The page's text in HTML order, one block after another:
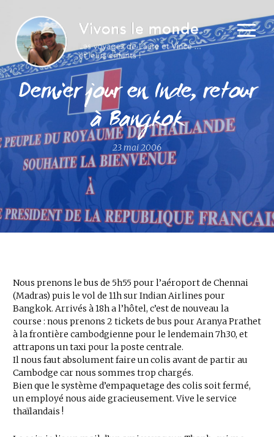
Dernier jour en Inde, retour
à Bangkok
23 mai 2006
Nous prenons le bus de 5h55 pour l’aéroport de Chennai
(Madras) puis le vol de 11h sur Indian Airlines pour
Bangkok. Arrivés à 18h a l’hôtel, c’est de nouveau la
course : nous prenons 2 tickets de bus pour Aranya Prathet
à la frontière cambodgienne pour le lendemain 7h30, et
attrapons un taxi pour la poste centrale.
Il nous faut absolument faire un colis avant de partir au
Cambodge car nous sommes trop chargés.
Bien que le système d’empaquetage des colis soit fermé,
un employé nous aide gracieusement. Vive le service
thaïlandais !